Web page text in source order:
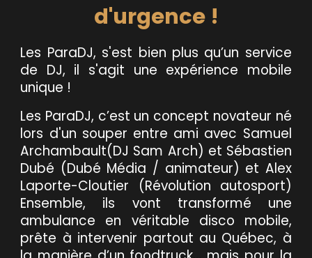
d'urgence !
Les ParaDJ, s'est bien plus qu’un service
de DJ, il s'agit une expérience mobile
unique !
Les ParaDJ, c’est un concept novateur né
lors d'un souper entre ami avec Samuel
Archambault(DJ Sam Arch) et Sébastien
Dubé (Dubé Média / animateur) et Alex
Laporte-Cloutier (Révolution autosport)
Ensemble, ils vont transformé une
ambulance en véritable disco mobile,
prête à intervenir partout au Québec, à